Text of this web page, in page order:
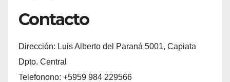
Contacto
Dirección: Luis Alberto del Paraná 5001, Capiata
Dpto. Central
Telefonono: +5959 984 229566